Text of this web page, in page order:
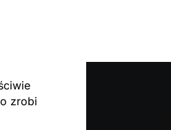
zrobi